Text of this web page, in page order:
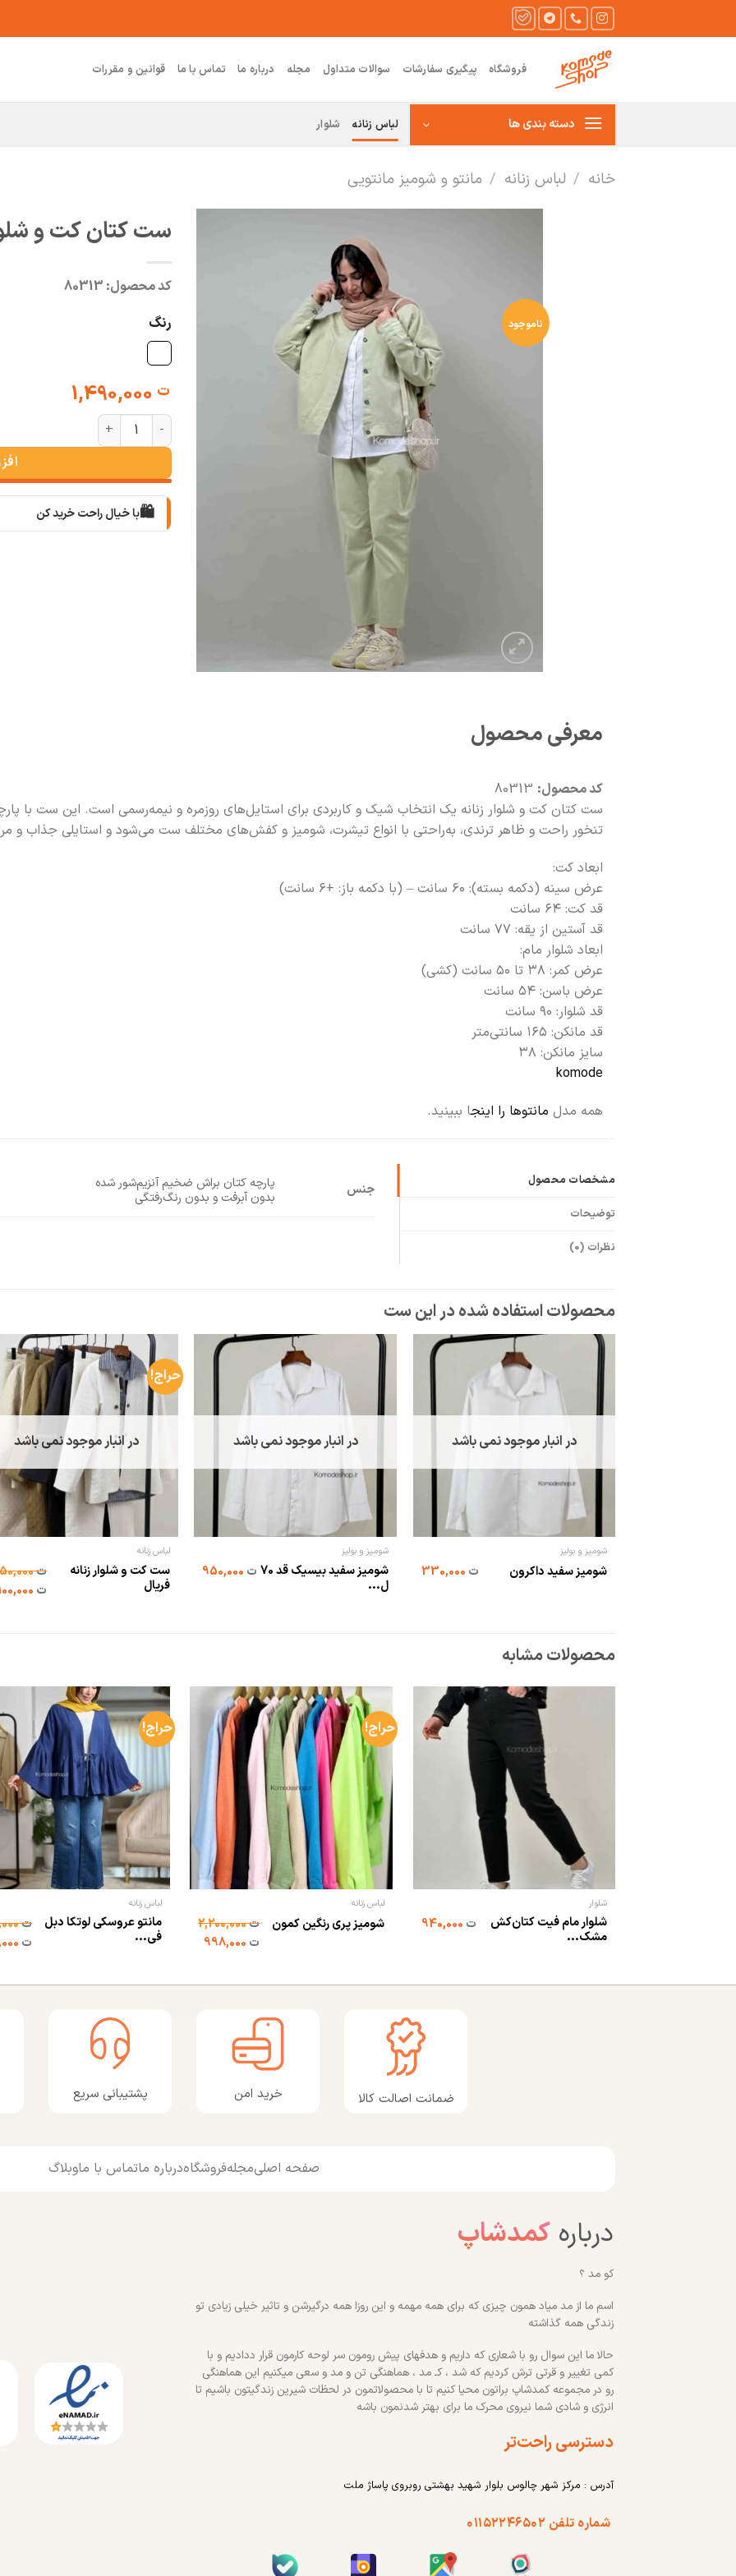
فروشگاه پیگیری سفارشات سوالات متداول مجله درباره ما تماس با ما قوانین و مقررات
دسته بندی ها لباس زنانه شلوار
خانه / لباس زنانه / مانتو و شومیز مانتویی
ناموجود
ست کتان کت و
کد محصول: 80313
رنگ
ت
ست کتان کت و شلوار زنانه دایانا
🛍️با خیال راحت خرید کن
معرفی محصول
کد محصول: 80313
ست کتان کت و شلوار زنانه یک انتخاب شیک و کاربردی برای استایل‌های روزمره و نیمه‌رسمی است. این ست با
تنخور راحت و ظاهر ترندی، به‌راحتی با انواع تیشرت، شومیز و کفش‌های مختلف ست می‌شود و استایلی جذاب و
ابعاد کت:
عرض سینه (دکمه بسته): ۶۰ سانت – (با دکمه باز: +۶ سانت)
قد کت: ۶۴ سانت
قد آستین از یقه: ۷۷ سانت
ابعاد شلوار مام:
عرض کمر: ۳۸ تا ۵۰ سانت (کشی)
عرض باسن: ۵۴ سانت
قد شلوار: ۹۰ سانت
قد مانکن: ۱۶۵ سانتی‌متر
سایز مانکن: ۳۸
komode
همه مدل مانتوها را اینجا ببینید.
مشخصات محصول
توضیحات
نظرات (0)
جنس
پارچه کتان براش ضخیم آنزیم‌شور شده
بدون آبرفت و بدون رنگ‌رفتگی
در انبار موجود نمی باشد
شومیز و بولیز
شومیز سفید داکرون ت
در انبار موجود نمی باشد
شومیز و بولیز
شومیز سفید بیسیک قد 70
ل...
ت
حراج!
در انبار موجود نمی باشد
لباس زنانه
ست کت و شلوار زنانه
فریال
ت1,550,000
ت
محصولات مشابه
شلوار
شلوار مام فیت کتان‌کش
مشک...
ت
حراج!
لباس زنانه
شومیز پری رنگین کمون ت2,200,000
ت
حراج!
لباس زنانه
مانتو عروسکی لوتکا دبل
فی...
ت1,100,000
ت
ضمانت اصالت کالا خرید امن پشتیبانی سریع
صفحه اصلیمجلهفروشگاهدرباره ماتماس با ماوبلاگ
دربارهکمدشاپ
کو مد ؟
اسم ما از مد میاد همون چیزی که برای همه مهمه و این روزا همه درگیرشن و تاثیر خیلی زیادی تو
زندگی همه گذاشته
حالا ما این سوال رو با شعاری که داریم و هدفهای پیش رومون سر لوحه کارمون قرار ددادیم و با
کمی تغییر و قرتی ترش کردیم که شد ، کـ مد ، هماهنگی تن و مد و سعی میکنیم این هماهنگی
رو در مجموعه کمدشاپ براتون محیا کنیم تا با محصولاتمون در لحظات شیرین زندگیتون باشیم تا
انرژی و شادی شما نیروی محرک ما برای بهتر شدنمون باشه
دسترسی راحت‌تر
آدرس : مرکز شهر چالوس بلوار شهید بهشتی روبروی پاساژ ملت
شماره تلفن ۰۱۱۵۲۲۴۶۵۰۲